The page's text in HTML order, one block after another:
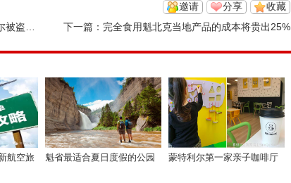
收藏
分享
邀请
了！
下一篇： 完全食用魁北克当地产品的成本将贵出25%
航空旅 魁省最适合夏日度假的公园 蒙特利尔第一家亲子咖啡厅